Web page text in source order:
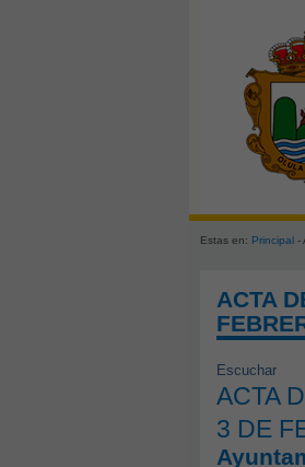
Estas en: Principal-
ACTA
Escuchar
ACTA
3 DE